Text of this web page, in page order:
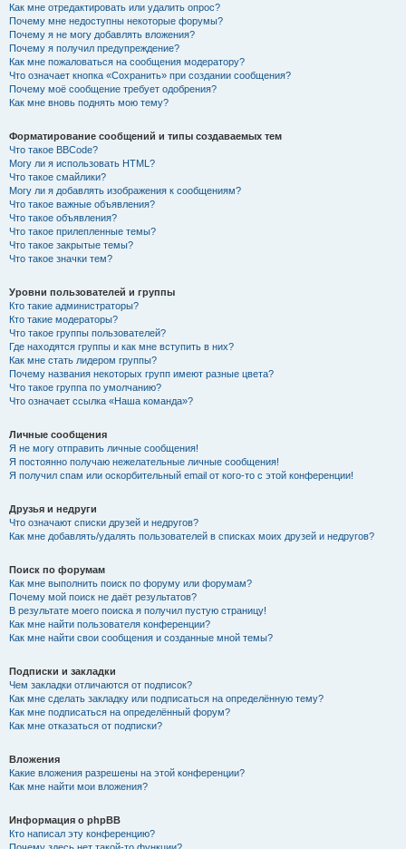
Как мне отредактировать или удалить опрос?
Почему мне недоступны некоторые форумы?
Почему я не могу добавлять вложения?
Почему я получил предупреждение?
Как мне пожаловаться на сообщения модератору?
Что означает кнопка «Сохранить» при создании сообщения?
Почему моё сообщение требует одобрения?
Как мне вновь поднять мою тему?
Форматирование сообщений и типы создаваемых тем
Что такое BBCode?
Могу ли я использовать HTML?
Что такое смайлики?
Могу ли я добавлять изображения к сообщениям?
Что такое важные объявления?
Что такое объявления?
Что такое прилепленные темы?
Что такое закрытые темы?
Что такое значки тем?
Уровни пользователей и группы
Кто такие администраторы?
Кто такие модераторы?
Что такое группы пользователей?
Где находятся группы и как мне вступить в них?
Как мне стать лидером группы?
Почему названия некоторых групп имеют разные цвета?
Что такое группа по умолчанию?
Что означает ссылка «Наша команда»?
Личные сообщения
Я не могу отправить личные сообщения!
Я постоянно получаю нежелательные личные сообщения!
Я получил спам или оскорбительный email от кого-то с этой конференции!
Друзья и недруги
Что означают списки друзей и недругов?
Как мне добавлять/удалять пользователей в списках моих друзей и недругов?
Поиск по форумам
Как мне выполнить поиск по форуму или форумам?
Почему мой поиск не даёт результатов?
В результате моего поиска я получил пустую страницу!
Как мне найти пользователя конференции?
Как мне найти свои сообщения и созданные мной темы?
Подписки и закладки
Чем закладки отличаются от подписок?
Как мне сделать закладку или подписаться на определённую тему?
Как мне подписаться на определённый форум?
Как мне отказаться от подписки?
Вложения
Какие вложения разрешены на этой конференции?
Как мне найти мои вложения?
Информация о phpBB
Кто написал эту конференцию?